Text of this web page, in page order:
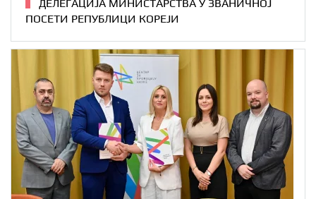
ДЕЛЕГАЦИЈА МИНИСТАРСТВА У ЗВАНИЧНОЈ
ПОСЕТИ РЕПУБЛИЦИ КОРЕЈИ